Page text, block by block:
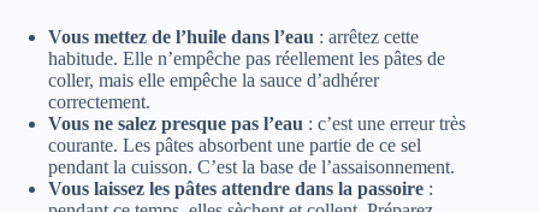
Vous mettez de l’huile dans l’eau : arrêtez cette
habitude. Elle n’empêche pas réellement les pâtes de
coller, mais elle empêche la sauce d’adhérer
correctement.
Vous ne salez presque pas l’eau : c’est une erreur très
courante. Les pâtes absorbent une partie de ce sel
pendant la cuisson. C’est la base de l’assaisonnement.
Vous laissez les pâtes attendre dans la passoire :